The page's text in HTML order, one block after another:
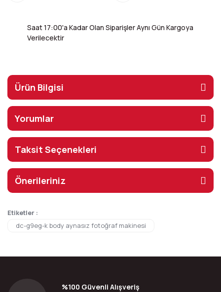
Saat 17:00'a Kadar Olan Siparişler Aynı Gün Kargoya
Verilecektir
Ürün Bilgisi
Yorumlar
Taksit Seçenekleri
Önerileriniz
Etiketler :
dc-g9eg-k body aynasız fotoğraf makinesi
%100 Güvenli Alışveriş